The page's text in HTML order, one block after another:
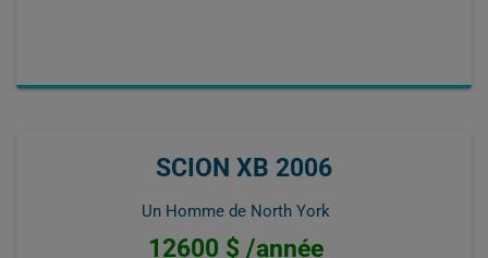
SCION XB 2006
Un Homme de North York
12600 $ /année